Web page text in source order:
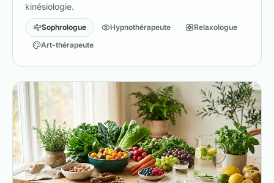
kinésiologie.
Sophrologue Hypnothérapeute
Relaxologue
Art-thérapeute